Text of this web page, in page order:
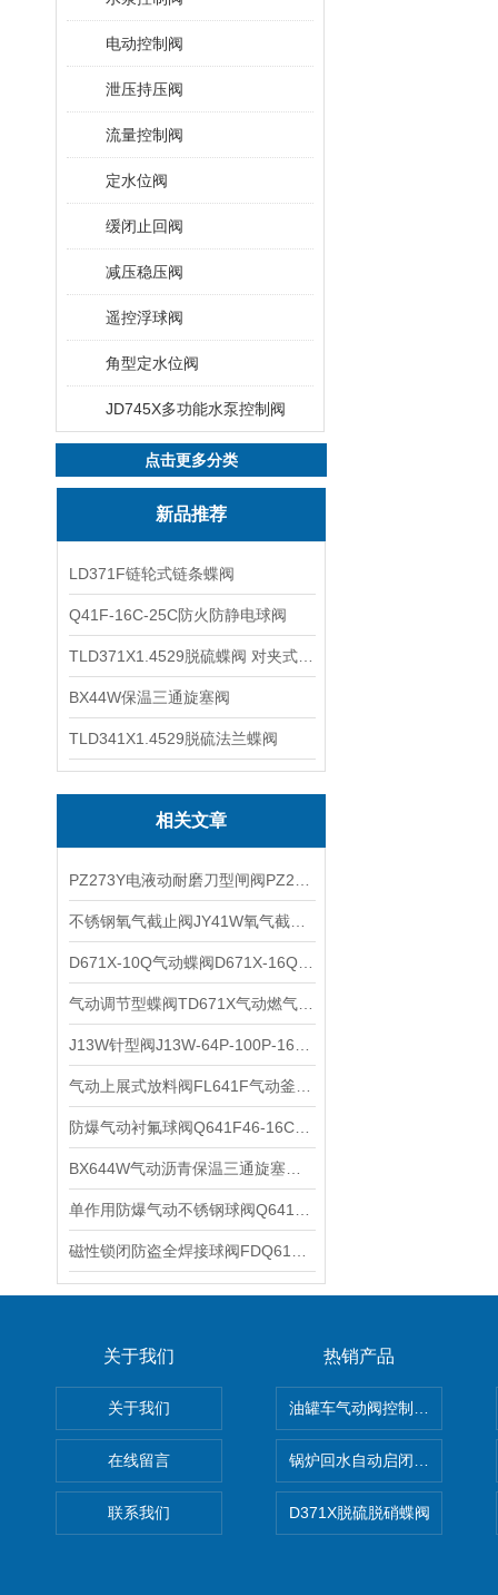
电动控制阀
泄压持压阀
流量控制阀
定水位阀
缓闭止回阀
减压稳压阀
遥控浮球阀
角型定水位阀
JD745X多功能水泵控制阀
点击更多分类
新品推荐
LD371F链轮式链条蝶阀
Q41F-16C-25C防火防静电球阀
BX44W保温三通旋塞阀
TLD341X1.4529脱硫法兰蝶阀
相关文章
关于我们
关于我们
在线留言
联系我们
热销产品
油罐车气动阀控制气动组合
锅炉回水自动启闭阀KTH41X
D371X脱硫脱硝蝶阀